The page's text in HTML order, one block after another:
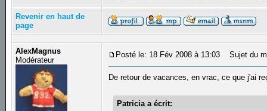
Revenir en haut de
page
AlexMagnus
Modérateur
Posté le: 18 Fév 2008 à 13:03 Sujet du
De retour de vacances, en vrac, ce que j'ai
Patricia a écrit: